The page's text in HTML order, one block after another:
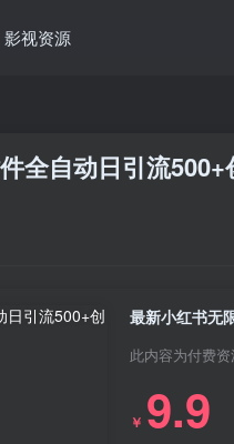
影视资源
全自动日引流
最新小红书无
此内容为付费
￥ 9.9